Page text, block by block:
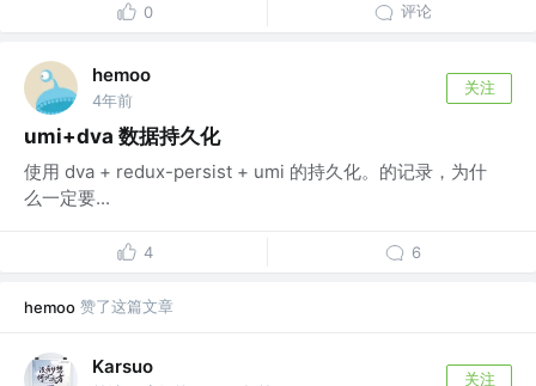
0 评论
hemoo
4年前
关注
umi+dva 数据持久化
使用 dva + redux-persist + umi 的持久化。的记录，为什
么一定要...
4 6
hemoo 赞了这篇文章
Karsuo
关注